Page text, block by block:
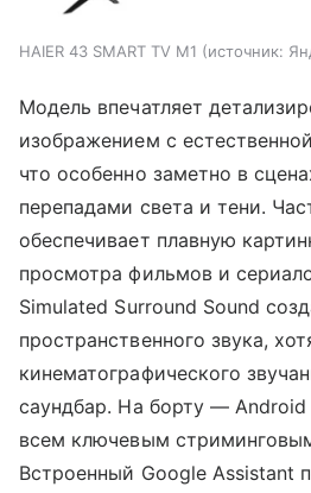
HAIER 43 SMART TV M1 источник:
Модель впечатляет
изображением с
что особенно заметно в
перепадами света и тени.
обеспечивает плавную
просмотра фильмов и
Simulated Surround Sound
пространственного звука,
кинематографического
саундбар. На борту — Android
всем ключевым
Встроенный Google Assistant